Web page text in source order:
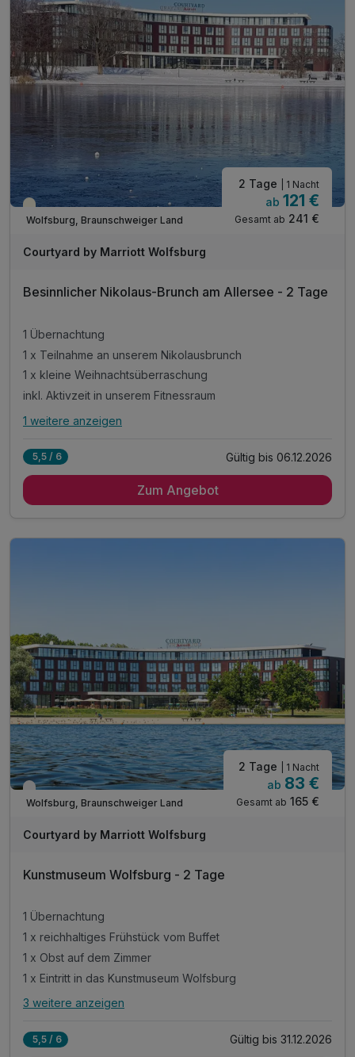
Saisonal verfügbar
Wolfsburg, Braunschweiger Land
2 Tage | 1 Nacht
ab 121 €
Gesamt ab 241 €
Courtyard by Marriott Wolfsburg
Besinnlicher Nikolaus-Brunch am Allersee - 2 Tage
1 Übernachtung
1 x Teilnahme an unserem Nikolausbrunch
1 x kleine Weihnachtsüberraschung
inkl. Aktivzeit in unserem Fitnessraum
Alle Inklusivleistungen
1 x Teilnahme an unserem Nikolausbrunch
1 weitere anzeigen
5,5 / 6 Gültig bis 06.12.2026
Zum Angebot
Verfügbar bis Dezember
Wolfsburg, Braunschweiger Land
2 Tage | 1 Nacht
ab 83 €
Gesamt ab 165 €
Courtyard by Marriott Wolfsburg
Kunstmuseum Wolfsburg - 2 Tage
1 Übernachtung
1 x reichhaltiges Frühstück vom Buffet
1 x Obst auf dem Zimmer
1 x Eintritt in das Kunstmuseum Wolfsburg
Alle Inklusivleistungen
3 weitere anzeigen
5,5 / 6 Gültig bis 31.12.2026